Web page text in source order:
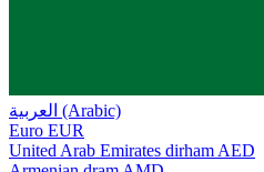
العربية (Arabic)
Euro EUR
United Arab Emirates dirham AED